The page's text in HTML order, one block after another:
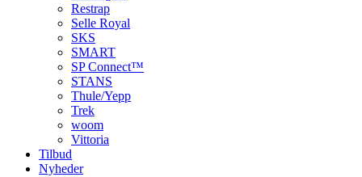
Restrap
Selle Royal
SKS
SMART
SP Connect™
STANS
Thule/Yepp
Trek
woom
Vittoria
Tilbud
Nyheder